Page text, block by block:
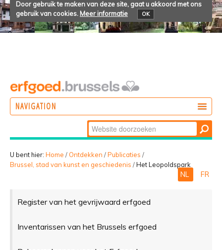
Door gebruik te maken van deze site, gaat u akkoord met ons
gebruik van cookies. Meer informatie OK
NAVIGATION
BELEVEN
Zoek
Geavanceerd
zoeken...
U bent hier: Home / Ontdekken /Publicaties /
Brussel, stad van kunst en geschiedenis /Het Leopoldspark
NL FR
Register van het gevrijwaard erfgoed
Inventarissen van het Brussels erfgoed